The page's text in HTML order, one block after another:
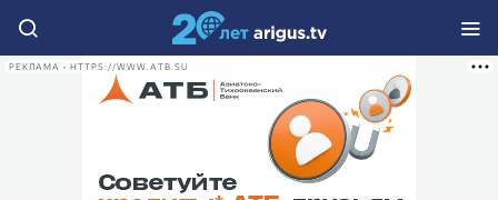
РЕКЛАМА • HTTPS://WWW.ATB.SU